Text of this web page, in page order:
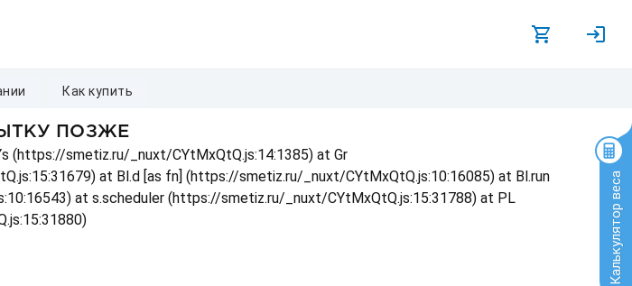
Калькулятор веса
как купить
ПОЗЖЕ
(https://smetiz.ru/_nuxt/CYtMxQtQ.js:14:1385) at Gr
at Bl.d [as fn] (https://smetiz.ru/_nuxt/CYtMxQtQ.js:10:16085) at Bl.run
at s.scheduler (https://smetiz.ru/_nuxt/CYtMxQtQ.js:15:31788) at PL